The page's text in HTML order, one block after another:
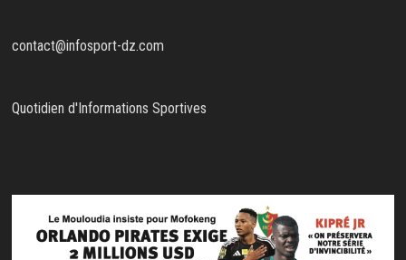
contact@infosport-dz.com
Quotidien d'Informations Sportives